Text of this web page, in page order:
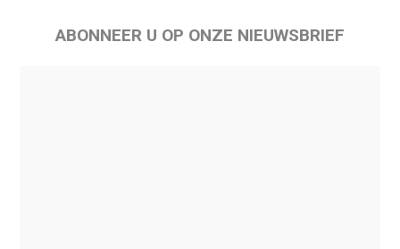
ABONNEER U OP ONZE NIEUWSBRIEF